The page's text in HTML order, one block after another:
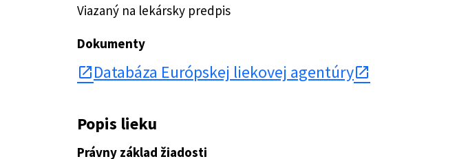
Viazaný na lekársky predpis
Dokumenty
open_in_new Databáza Európskej liekovej agentúry
Popis lieku
Právny základ žiadosti